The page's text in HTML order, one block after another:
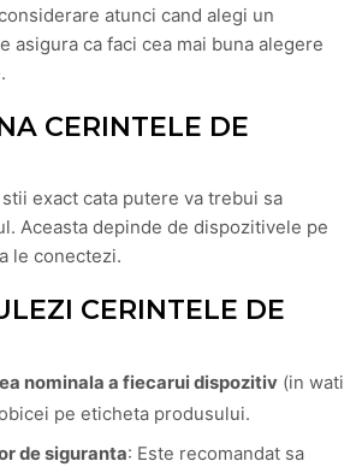
atunci cand alegi un
asigura ca faci cea mai buna alegere
CERINTELE DE
exact cata putere va trebui sa
Aceasta depinde de dispozitivele pe
le conectezi.
CERINTELE DE
nominala a fiecarui dispozitiv (in wati
pe eticheta produsului.
de siguranta: Este recomandat sa